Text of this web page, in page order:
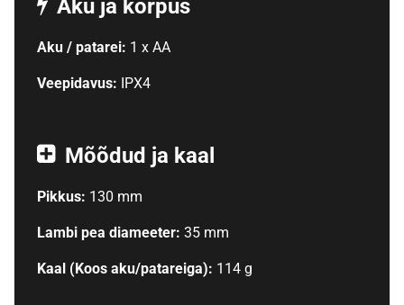
Aku ja korpus
Aku / patarei: 1 x AA
Veepidavus: IPX4
Mõõdud ja kaal
Pikkus: 130 mm
Lambi pea diameeter: 35 mm
Kaal (Koos aku/patareiga): 114 g